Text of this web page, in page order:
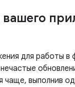
для работы
чаще, выполнив